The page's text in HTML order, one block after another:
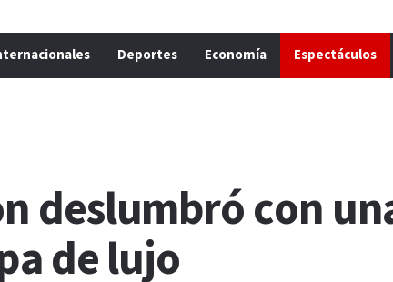
Deportes Economía Espectáculos
deslumbró con
de lujo